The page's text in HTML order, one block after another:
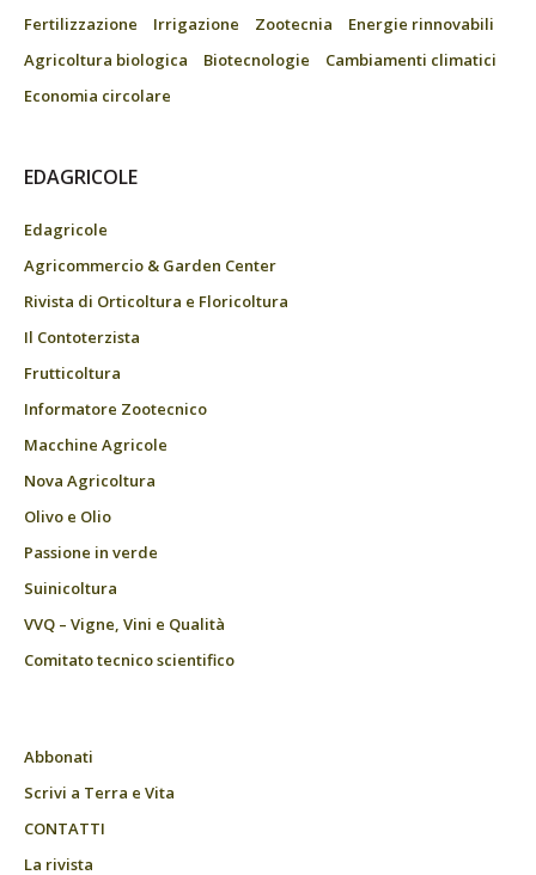
Fertilizzazione
Irrigazione Zootecnia
Energie rinnovabili
Agricoltura biologica
Biotecnologie
Cambiamenti climatici
Economia circolare
EDAGRICOLE
Edagricole
Agricommercio & Garden Center
Rivista di Orticoltura e Floricoltura
Il Contoterzista
Frutticoltura
Informatore Zootecnico
Macchine Agricole
Nova Agricoltura
Olivo e Olio
Passione in verde
Suinicoltura
VVQ – Vigne, Vini e Qualità
Comitato tecnico scientifico
Abbonati
Scrivi a Terra e Vita
CONTATTI
La rivista